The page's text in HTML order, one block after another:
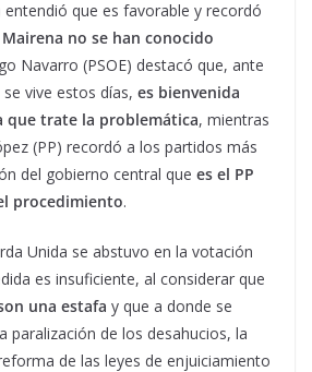
entendió que es favorable y recordó
no se han conocido
Navarro (PSOE) destacó que, ante
vive estos días, es bienvenida
que trate la problemática, mientras
(PP) recordó a los partidos más
del gobierno central que es el PP
procedimiento.
Unida se abstuvo en la votación
es insuficiente, al considerar que
una estafa y que a donde se
paralización de los desahucios, la
de las leyes de enjuiciamiento